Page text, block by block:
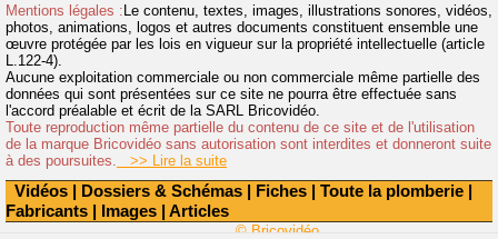
Vidéos | Dossiers & Schémas | Fiches | Toute la plomberie |
Fabricants | Images | Articles
Mentions légales : Le contenu, textes, images, illustrations sonores, vidéos,
photos, animations, logos et autres documents constituent ensemble une
œuvre protégée par les lois en vigueur sur la propriété intellectuelle (article
L.122-4).
Aucune exploitation commerciale ou non commerciale même partielle des
données qui sont présentées sur ce site ne pourra être effectuée sans
l'accord préalable et écrit de la SARL Bricovidéo.
Toute reproduction même partielle du contenu de ce site et de l'utilisation
de la marque Bricovidéo sans autorisation sont interdites et donneront suite
à des poursuites.
>> Lire la suite
© Bricovidéo